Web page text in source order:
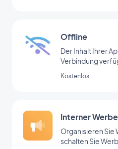
Offline
Der Inhalt Ihrer
Verbindung
Kostenlos
Interner
Organisieren Sie
schalten Sie